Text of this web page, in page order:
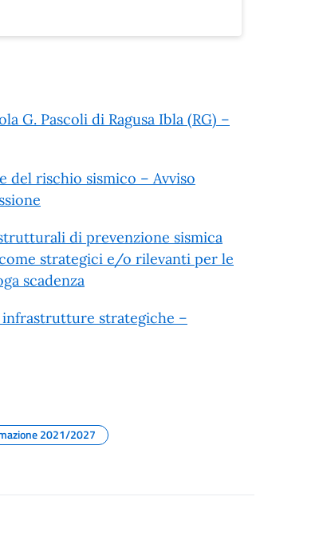
G. Pascoli di Ragusa Ibla (RG) –
del rischio sismico – Avviso
di prevenzione sismica
strategici e/o rilevanti per le
scadenza
infrastrutture strategiche –
2021/2027